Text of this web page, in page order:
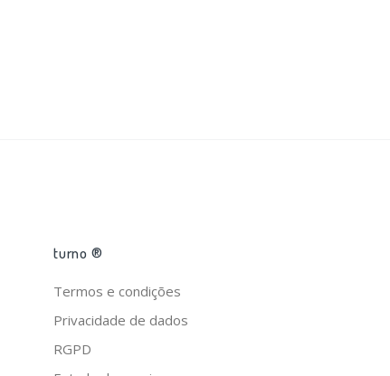
turno ®
Termos e condições
Privacidade de dados
RGPD